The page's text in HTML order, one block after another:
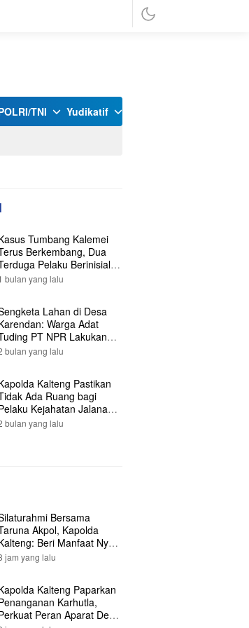
TNI Yudikatif
Tumbang Kalemei
Berkembang, Dua
Pelaku Berinisial Y
L Ditangkap, Total Lima
bulan yang lalu
Lahan di Desa
Warga Adat
PT NPR Lakukan
Minta
bulan yang lalu
Kalteng Pastikan
Ada Ruang bagi
Kejahatan Jalanan,
Kasus Terungkap dan
bulan yang lalu
Bersama
Akpol, Kapolda
Beri Manfaat Nyata
Inspiratif Bagi Siswa di
jam yang lalu
Kalteng Paparkan
Karhutla,
Peran Aparat Desa